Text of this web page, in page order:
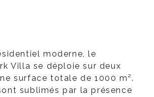
moderne, le
Villa se déploie sur deux
surface totale de 1000 m².
sublimés par la présence